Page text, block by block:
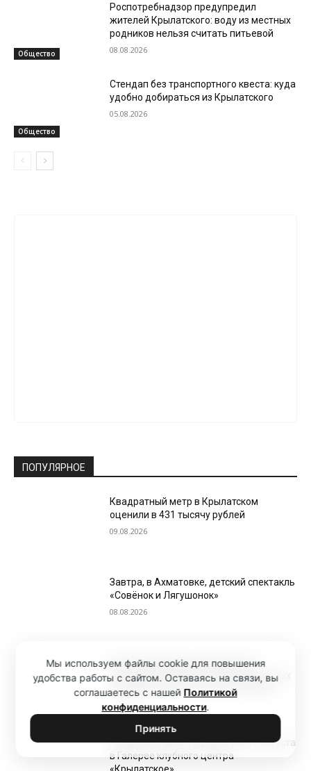
Общество
Роспотребнадзор предупредил
жителей Крылатского: воду из местных
родников нельзя считать питьевой
08.08.2026
Общество
Стендап без транспортного квеста: куда
удобно добираться из Крылатского
05.08.2026
ПОПУЛЯРНОЕ
Квадратный метр в Крылатском
оценили в 431 тысячу рублей
09.08.2026
Завтра, в Ахматовке, детский спектакль
«Совёнок и Лягушонок»
08.08.2026
Роспотребнадзор предупредил
жителей Крылатского: воду из местных
родников нельзя считать питьевой
08.08.2026
Новая выставка открывается 11 августа
в Галерее клубного центра
Мы используем файлы cookie для повышения
удобства работы с сайтом. Оставаясь на связи, вы
соглашаетесь с нашей Политикой
конфиденциальности.
Принять